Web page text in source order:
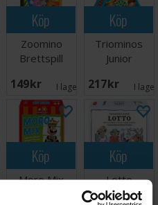
14
Köp
Zoomino
Brettspill
149 SEK I lager: 2
Köp
Triominos
Junior
217 SEK I
Köp
Moro Mix
Köp
Lotto
Hakkebakkeskogen